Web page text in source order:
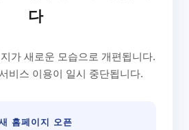
다
가 새로운 모습으로 개편됩니다.
비스 이용이 일시 중단됩니다.
홈페이지 오픈